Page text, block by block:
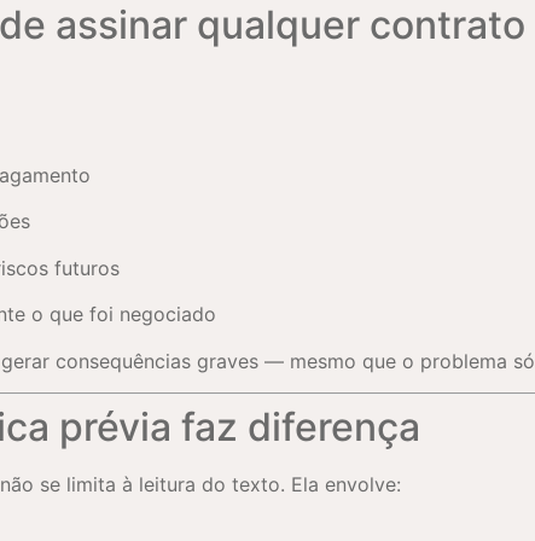
assinar qualquer contrato
futuros
o que foi negociado
consequências graves — mesmo que o problema
prévia faz diferença
se limita à leitura do texto. Ela envolve: